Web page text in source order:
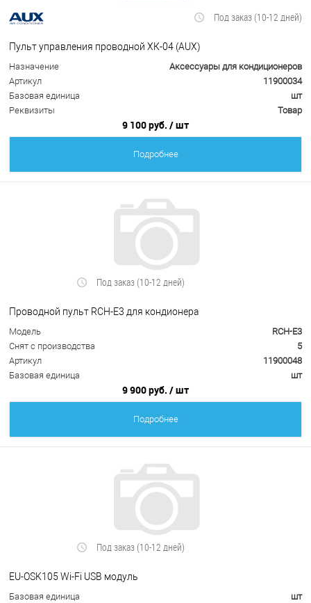
Под заказ (10-12 дней)
Пульт управления проводной ХК-04 (AUX)
Назначение
Аксессуары для кондиционеров
Артикул
11900034
Базовая единица
шт
Реквизиты
Товар
9 100 руб. / шт
Подробнее
Под заказ (10-12 дней)
Проводной пульт RCH-E3 для кондионера
Модель
RCH-E3
Снят с производства
5
Артикул
11900048
Базовая единица
шт
9 900 руб. / шт
Подробнее
Под заказ (10-12 дней)
EU-OSK105 Wi-Fi USB модуль
Базовая единица
шт